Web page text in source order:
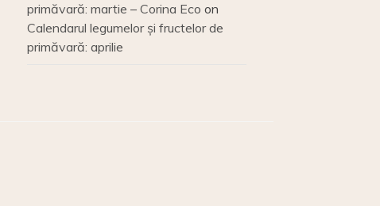
primăvară: martie – Corina Eco on
Calendarul legumelor și fructelor de
primăvară: aprilie